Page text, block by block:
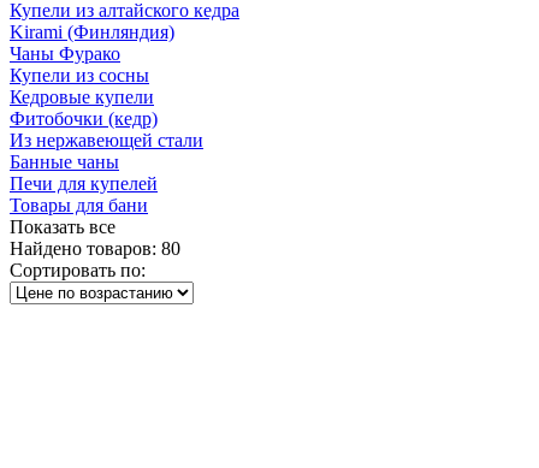
Купели из алтайского кедра
Kirami (Финляндия)
Чаны Фурако
Купели из сосны
Кедровые купели
Фитобочки (кедр)
Из нержавеющей стали
Банные чаны
Печи для купелей
Товары для бани
Показать все
Найдено товаров: 80
Сортировать по: